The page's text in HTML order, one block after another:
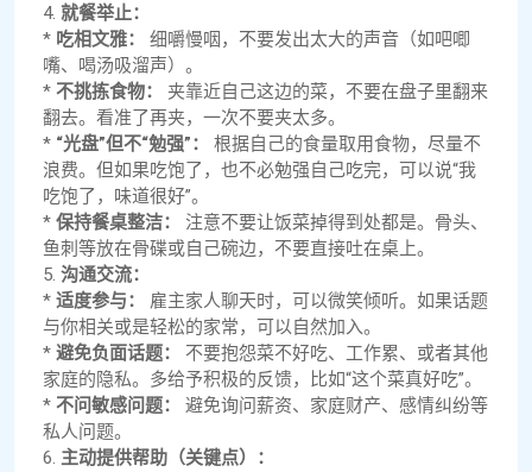
4. 就餐举止：
* 吃相文雅：
细嚼慢咽，不要发出太大的声音（如吧唧
嘴、喝汤吸溜声）。
* 不挑拣食物：
夹靠近自己这边的菜，不要在盘子里翻来
翻去。看准了再夹，一次不要夹太多。
* “光盘”但不“勉强”：
根据自己的食量取用食物，尽量不
浪费。但如果吃饱了，也不必勉强自己吃完，可以说“我
吃饱了，味道很好”。
* 保持餐桌整洁：
注意不要让饭菜掉得到处都是。骨头、
鱼刺等放在骨碟或自己碗边，不要直接吐在桌上。
5. 沟通交流：
* 适度参与：
雇主家人聊天时，可以微笑倾听。如果话题
与你相关或是轻松的家常，可以自然加入。
* 避免负面话题：
不要抱怨菜不好吃、工作累、或者其他
家庭的隐私。多给予积极的反馈，比如“这个菜真好吃”。
* 不问敏感问题：
避免询问薪资、家庭财产、感情纠纷等
私人问题。
6. 主动提供帮助（关键点）：